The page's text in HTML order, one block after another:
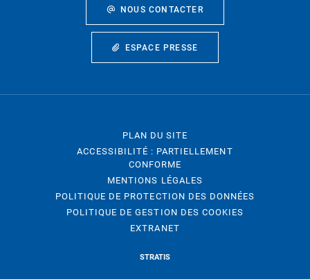
NOUS CONTACTER
ESPACE PRESSE
PLAN DU SITE
ACCESSIBILITÉ : PARTIELLEMENT
CONFORME
MENTIONS LÉGALES
POLITIQUE DE PROTECTION DES DONNÉES
POLITIQUE DE GESTION DES COOKIES
EXTRANET
STRATIS